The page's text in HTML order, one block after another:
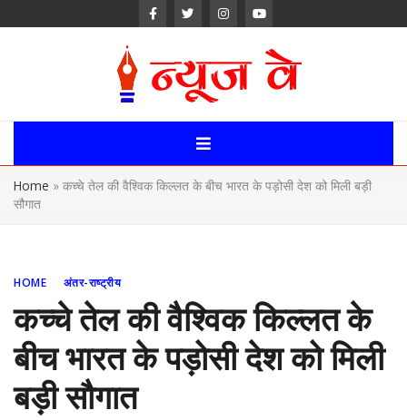
News Way:
Uttarakhand,
Portal
Home » कच्चे तेल की वैश्विक किल्लत के बीच भारत के पड़ोसी देश को मिली बड़ी
सौगात
HOME अंतर-राष्ट्रीय
कच्चे तेल की वैश्विक किल्लत के
बीच भारत के पड़ोसी देश को मिली
बड़ी सौगात